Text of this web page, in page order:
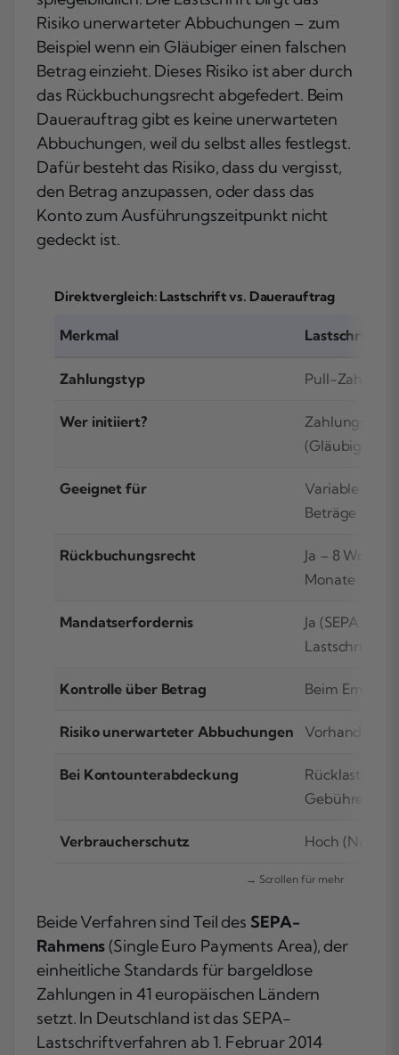
Risiko unerwarteter Abbuchungen – zum
Beispiel wenn ein Gläubiger einen falschen
Betrag einzieht. Dieses Risiko ist aber durch
das Rückbuchungsrecht abgefedert. Beim
Dauerauftrag gibt es keine unerwarteten
Abbuchungen, weil du selbst alles festlegst.
Dafür besteht das Risiko, dass du vergisst,
den Betrag anzupassen, oder dass das
Konto zum Ausführungszeitpunkt nicht
gedeckt ist.
Direktvergleich: Lastschrift vs. Dauerauftrag
Merkmal Lastschrift
Zahlungstyp Pull-Zahlung
Wer initiiert?
(Gläubiger)
Geeignet für
Variable und
Beträge
Rückbuchungsrecht
Ja – 8
Monate
Mandatserfordernis
Ja (SEPA-
Kontrolle über Betrag Beim
Risiko unerwarteter Abbuchungen Vorhanden
Bei Kontounterabdeckung
Gebühren
Verbraucherschutz Hoch
Beide Verfahren sind Teil des SEPA-
Rahmens(Single Euro Payments Area), der
einheitliche Standards für bargeldlose
Zahlungen in 41 europäischen Ländern
setzt. In Deutschland ist das SEPA-
Lastschriftverfahren ab 1. Februar 2014